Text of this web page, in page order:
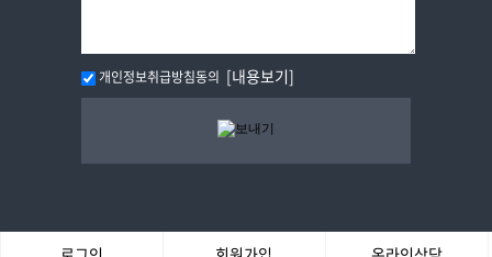
개인정보취급방침동의 [내용보기]